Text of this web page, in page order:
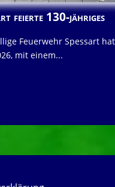
feierte 130-jähriges
Feuerwehr Spessart
mit einem...